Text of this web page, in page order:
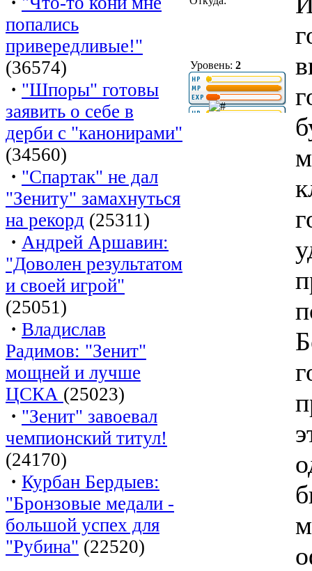
попались
привередливые!"
(36574)
· "Шпоры" готовы
заявить о себе в
дерби с "канонирами"
(34560)
· "Спартак" не дал
"Зениту" замахнуться
на рекорд (25311)
· Андрей Аршавин:
"Доволен результатом
и своей игрой"
(25051)
· Владислав
Радимов: "Зенит"
мощней и лучше
ЦСКА (25023)
· "Зенит" завоевал
чемпионский титул!
(24170)
· Курбан Бердыев:
"Бронзовые медали -
большой успех для
"Рубина" (22520)
Уровень: 2